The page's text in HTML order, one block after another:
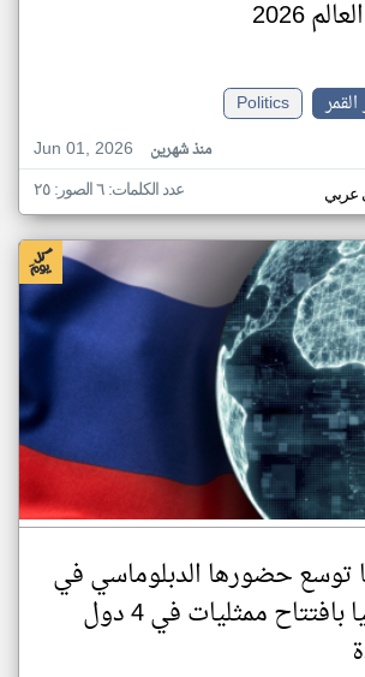
2026
Politics
Jun 01, 2026
منذ شهرين
عربي عدد الكلمات: ٦ الصور: ٢٥
توسع حضورها الدبلوماسي في
إفريقيا بافتتاح ممثليات في 4 دول